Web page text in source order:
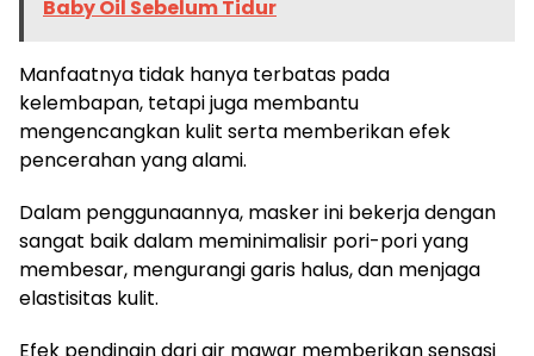
Baby Oil Sebelum Tidur
Manfaatnya tidak hanya terbatas pada
kelembapan, tetapi juga membantu
mengencangkan kulit serta memberikan efek
pencerahan yang alami.
Dalam penggunaannya, masker ini bekerja dengan
sangat baik dalam meminimalisir pori-pori yang
membesar, mengurangi garis halus, dan menjaga
elastisitas kulit.